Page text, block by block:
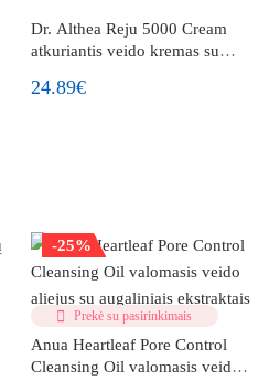
Dr. Althea Reju 5000 Cream
atkuriantis veido kremas su
24.89€
-25%
Prekė su pasirinkimais
Anua Heartleaf Pore Control
Cleansing Oil valomasis veido